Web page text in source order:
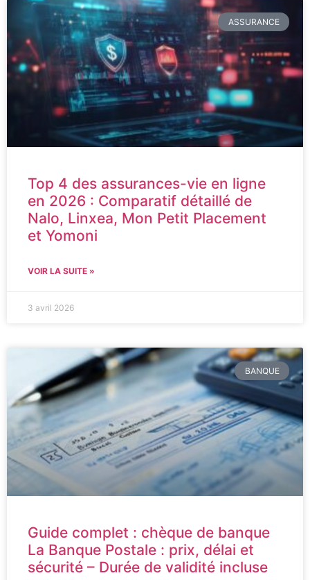
ASSURANCE
Top 4 des assurances-vie en ligne
en 2026 : Comparatif détaillé de
Nalo, Linxea, Mon Petit Placement
et Yomoni
VOIR LA SUITE »
3 avril 2026
BANQUE
Guide complet : chèque de banque
La Banque Postale : prix, délai et
sécurité – Durée de validité incluse